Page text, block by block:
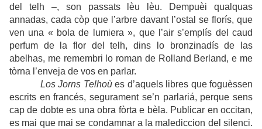
del telh –, son passats lèu lèu. Dempuèi qualquas
annadas, cada còp que l’arbre davant l’ostal se florís, que
ven una « bola de lumiera », que l’air s’emplís del caud
perfum de la flor del telh, dins lo bronzinadís de las
abelhas, me remembri lo roman de Rolland Berland, e me
tòrna l’enveja de vos en parlar.
Los Jorns Telhoùes d’aquels libres que foguèssen
escrits en francés, segurament se’n parlariá, perque sens
cap de dobte es una obra fòrta e bèla. Publicar en occitan,
es mai que mai se condamnar a la malediccion del silenci.